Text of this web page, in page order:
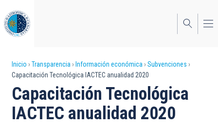
al
contenido
principal
Sobrescribir
enlaces
de
ayuda
Inicio Transparencia Información económica
Subvenciones
Capacitación Tecnológica IACTEC anualidad 2020
Capacitación Tecnológica
IACTEC anualidad 2020